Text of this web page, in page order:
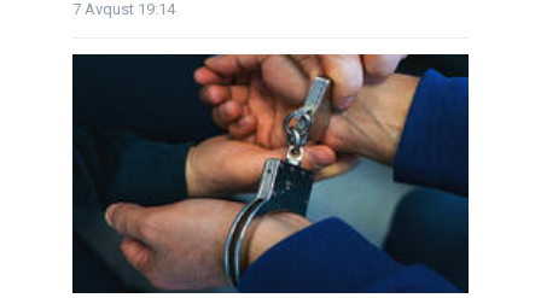
7 Avqust 19:14